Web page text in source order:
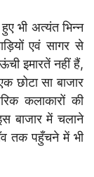
भी अत्यंत भिन्न
एवं सागर से
इमारतें नहीं हैं,
छोटा सा बाजार
कलाकारों की
बाजार में चलाने
तक पहुँचने में भी